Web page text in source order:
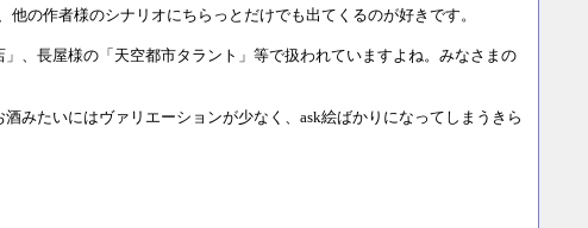
の作者様のシナリオにちらっとだけでも出てくるのが好きです。
、長屋様の「天空都市タラント」等で扱われていますよね。みなさまの
みたいにはヴァリエーションが少なく、ask絵ばかりになってしまうきら